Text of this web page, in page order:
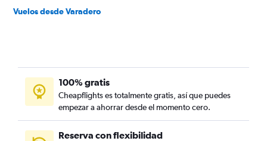
Vuelos desde Varadero
100% gratis
Cheapflights es totalmente gratis, así que puedes
empezar a ahorrar desde el momento cero.
Reserva con flexibilidad